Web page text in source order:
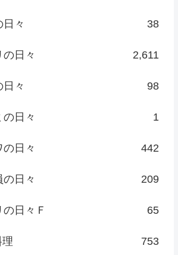
々 38
日々 2,611
日々 98
日々 1
の日々 442
の日々 209
日々Ｆ 65
理 753